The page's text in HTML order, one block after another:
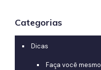
Categorias
Dicas
Faça você mesmo